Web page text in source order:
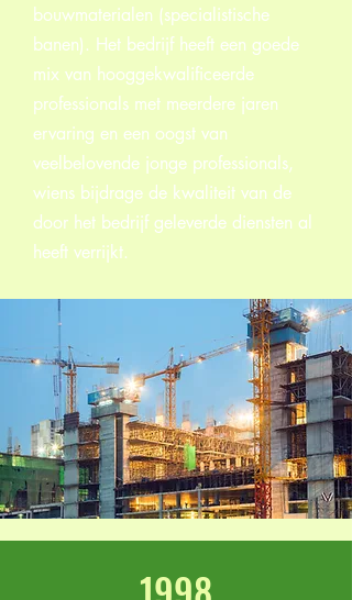
bouwmaterialen (specialistische
banen). Het bedrijf heeft een goede
mix van hooggekwalificeerde
professionals met meerdere jaren
ervaring en een oogst van
veelbelovende jonge professionals,
wiens bijdrage de kwaliteit van de
door het bedrijf geleverde diensten al
heeft verrijkt.